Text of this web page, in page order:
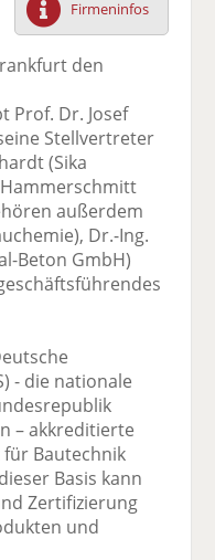
F
ac
e
o
o
k
te
il
e
n
tt
er
n
Li
n
k
di
n
il
e
n
E
m
v
er
n
d
e
n
ck
e
Firmeninfos
den
Prof. Dr. Josef
Stellvertreter
(Sika
außerdem
Dr.-Ing.
Beton GmbH)
- die nationale
– akkreditierte
Bautechnik
Basis kann
Zertifizierung
und